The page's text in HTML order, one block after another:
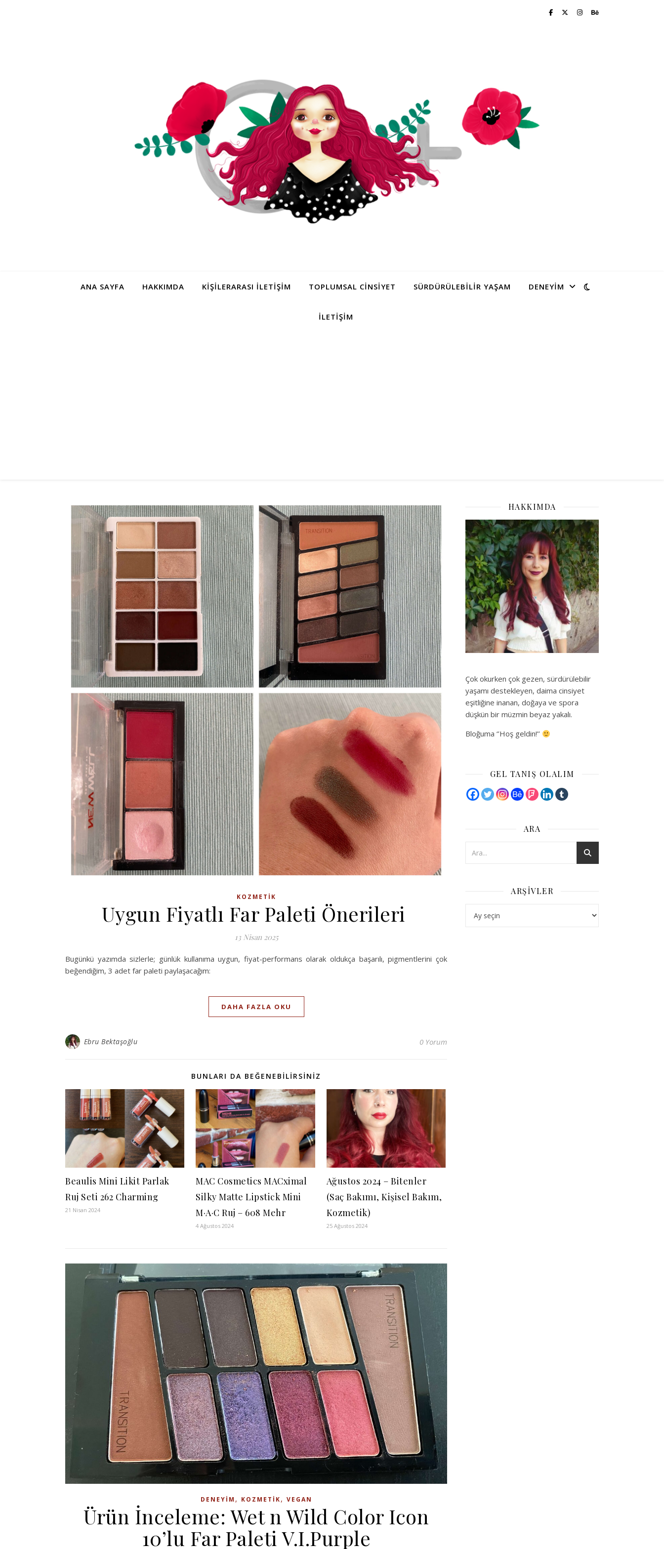
ANA SAYFA HAKKIMDA KIŞILERARASI İLETIŞIM TOPLUMSAL CINSIYET SÜRDÜRÜLEBILIR YAŞAM DENEYIM
İLETIŞIM
KOZMETIK
Uygun Fiyatlı Far Paleti Önerileri
13 Nisan 2025
Bugünkü yazımda sizlerle; günlük kullanıma uygun, fiyat-performans olarak oldukça başarılı, pigmentlerini çok
beğendiğim, 3 adet far paleti paylaşacağım:
DAHA FAZLA OKU
Ebru Bektaşoğlu 0 Yorum
BUNLARI DA BEĞENEBILIRSINIZ
Beaulis Mini Likit Parlak
Ruj Seti 262 Charming
21 Nisan 2024
MAC Cosmetics MACximal
Silky Matte Lipstick Mini
M·A·C Ruj – 608 Mehr
4 Ağustos 2024
Ağustos 2024 – Bitenler
(Saç Bakımı, Kişisel Bakım,
Kozmetik)
25 Ağustos 2024
DENEYIM , KOZMETIK, VEGAN
Ürün İnceleme: Wet n Wild Color Icon
10’lu Far Paleti V.I.Purple
HAKKIMDA
Çok okurken çok gezen, sürdürülebilir
yaşamı destekleyen, daima cinsiyet
eşitliğine inanan, doğaya ve spora
düşkün bir müzmin beyaz yakalı.
Bloğuma ‘’Hoş geldin!’’
GEL TANIŞ OLALIM
ARA
ARŞIVLER